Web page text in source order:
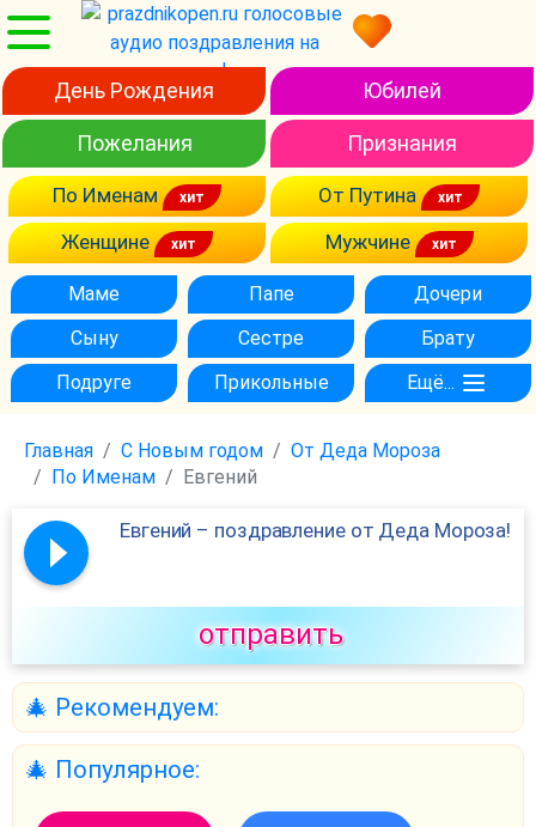
День Рождения Юбилей
Пожелания Признания
По Именам
От Путина
Женщине
Мужчине
Маме Папе
Дочери
Сыну
Сестре
Брату
Подруге
Прикольные Ещё...
Главная С Новым годом
От Деда Мороза
По Именам
Евгений
Евгений – поздравление от Деда Мороза!
отправить
🎄 Рекомендуем:
🎄 Популярное: